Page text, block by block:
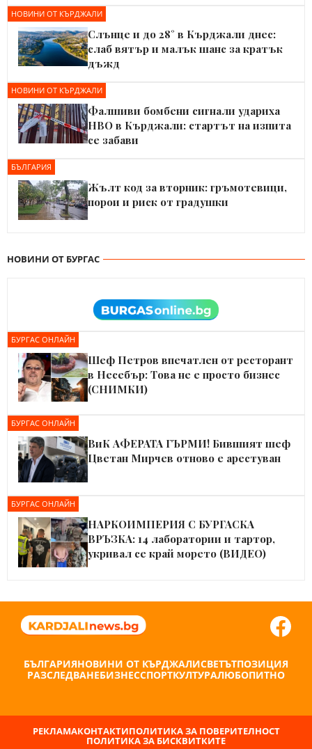
НОВИНИ ОТ КЪРДЖАЛИ
Слънце и до 28° в Кърджали днес:
слаб вятър и малък шанс за кратък
дъжд
НОВИНИ ОТ КЪРДЖАЛИ
Фалшиви бомбени сигнали удариха
НВО в Кърджали: стартът на изпита
се забави
БЪЛГАРИЯ
Жълт код за вторник: гръмотевици,
порои и риск от градушки
НОВИНИ ОТ БУРГАС
БУРГАС ОНЛАЙН
Шеф Петров впечатлен от ресторант
в Несебър: Това не е просто бизнес
(СНИМКИ)
БУРГАС ОНЛАЙН
ВиК АФЕРАТА ГЪРМИ! Бившият шеф
Цветан Мирчев отново е арестуван
БУРГАС ОНЛАЙН
НАРКОИМПЕРИЯ С БУРГАСКА
ВРЪЗКА: 14 лаборатории и тартор,
укривал се край морето (ВИДЕО)
БЪЛГАРИЯНОВИНИ ОТ КЪРДЖАЛИСВЕТЪТПОЗИЦИЯ
РАЗСЛЕДВАНЕБИЗНЕССПОРТКУЛТУРАЛЮБОПИТНО
РЕКЛАМАКОНТАКТИПОЛИТИКА ЗА ПОВЕРИТЕЛНОСТ
ПОЛИТИКА ЗА БИСКВИТКИТЕ